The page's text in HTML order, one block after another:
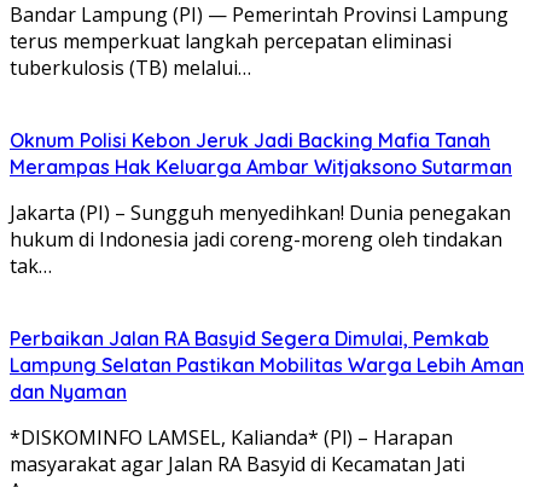
Bandar Lampung (PI) — Pemerintah Provinsi Lampung
terus memperkuat langkah percepatan eliminasi
tuberkulosis (TB) melalui…
Oknum Polisi Kebon Jeruk Jadi Backing Mafia Tanah
Merampas Hak Keluarga Ambar Witjaksono Sutarman
Jakarta (PI) – Sungguh menyedihkan! Dunia penegakan
hukum di Indonesia jadi coreng-moreng oleh tindakan
tak…
Perbaikan Jalan RA Basyid Segera Dimulai, Pemkab
Lampung Selatan Pastikan Mobilitas Warga Lebih Aman
dan Nyaman
*DISKOMINFO LAMSEL, Kalianda* (Pl) – Harapan
masyarakat agar Jalan RA Basyid di Kecamatan Jati